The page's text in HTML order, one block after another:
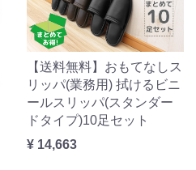
【送料無料】おもてなしス
リッパ(業務用) 拭けるビニ
ールスリッパ(スタンダー
ドタイプ)10足セット
¥ 14,663